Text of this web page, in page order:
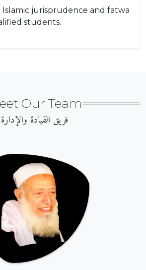
Islamic jurisprudence and fatwa
students.
Our Team
فريق القيادة والإدارة